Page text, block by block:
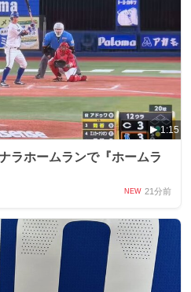
1:15
ラホームランで『ホームラ
NEW 21分前